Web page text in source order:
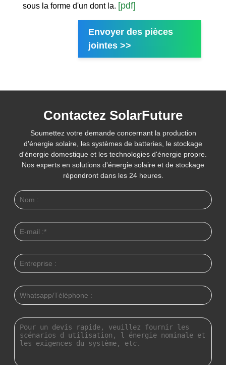
sous la forme d'un dont la. [pdf]
Envoyer des pièces
jointes >>
Contactez SolarFuture
Soumettez votre demande concernant la production
d'énergie solaire, les systèmes de batteries, le stockage
d'énergie domestique et les technologies d'énergie propre.
Nos experts en solutions d'énergie solaire et de stockage
répondront dans les 24 heures.